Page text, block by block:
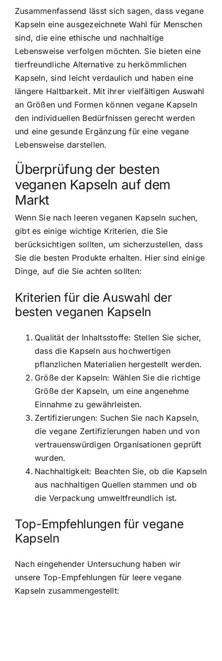
Zusammenfassend lässt sich sagen, dass vegane
Kapseln eine ausgezeichnete Wahl für Menschen
sind, die eine ethische und nachhaltige
Lebensweise verfolgen möchten. Sie bieten eine
tierfreundliche Alternative zu herkömmlichen
Kapseln, sind leicht verdaulich und haben eine
längere Haltbarkeit. Mit ihrer vielfältigen Auswahl
an Größen und Formen können vegane Kapseln
den individuellen Bedürfnissen gerecht werden
und eine gesunde Ergänzung für eine vegane
Lebensweise darstellen.
Überprüfung der besten
veganen Kapseln auf dem
Markt
Wenn Sie nach leeren veganen Kapseln suchen,
gibt es einige wichtige Kriterien, die Sie
berücksichtigen sollten, um sicherzustellen, dass
Sie die besten Produkte erhalten. Hier sind einige
Dinge, auf die Sie achten sollten:
Kriterien für die Auswahl der
besten veganen Kapseln
Qualität der Inhaltsstoffe: Stellen Sie sicher,
dass die Kapseln aus hochwertigen
pflanzlichen Materialienhergestellt werden.
Größe der Kapseln: Wählen Sie die richtige
Größe der Kapseln, um eine angenehme
Einnahme zu gewährleisten.
Zertifizierungen: Suchen Sie nach Kapseln,
die vegane Zertifizierungen haben und von
vertrauenswürdigen Organisationen geprüft
wurden.
Nachhaltigkeit: Beachten Sie, ob die Kapseln
aus nachhaltigen Quellen stammen und ob
die Verpackung umweltfreundlich ist.
Top-Empfehlungen für vegane
Kapseln
Nach eingehender Untersuchung haben wir
unsere Top-Empfehlungen für leere vegane
Kapseln zusammengestellt: